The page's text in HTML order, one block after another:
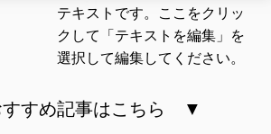
テキストです。ここをクリッ
クして「テキストを編集」を
選択して編集してください。
すめ記事はこちら ▼